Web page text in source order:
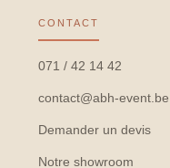
CONTACT
071 / 42 14 42
contact@abh-event.be
Demander un devis
Notre showroom